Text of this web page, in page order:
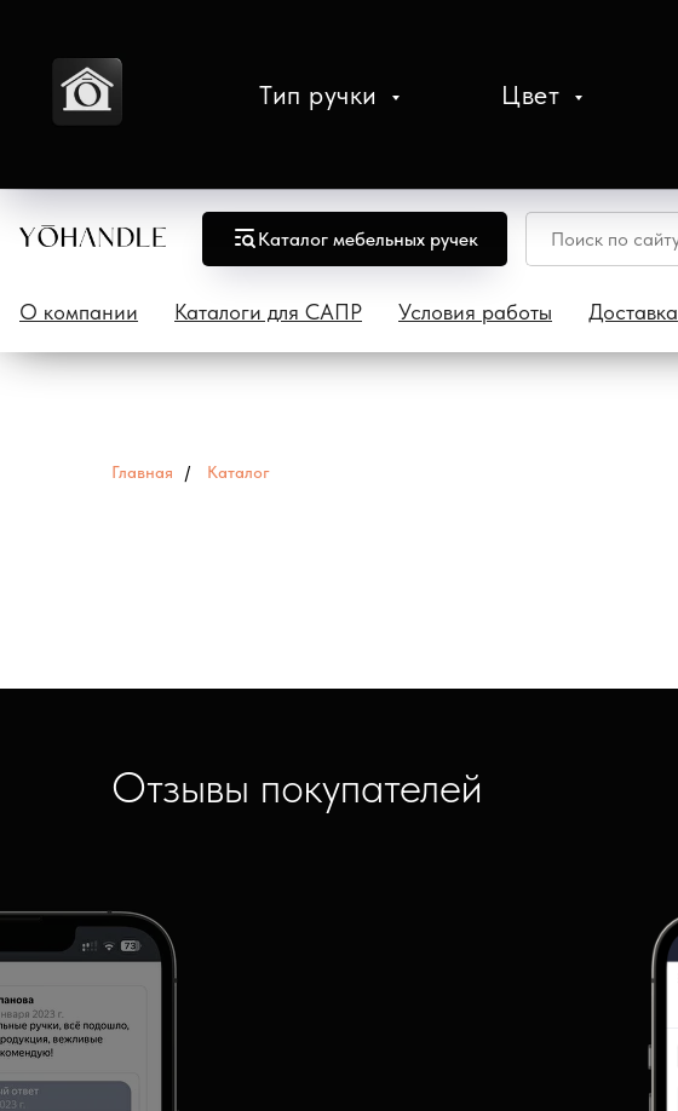
Тип ручки Цвет
Каталог мебельных ручек
О компании Каталоги для САПР Условия работы Доставка
Главная / Каталог
Отзывы покупателей